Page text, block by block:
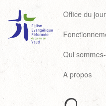
Office du jour
Qui
A propos